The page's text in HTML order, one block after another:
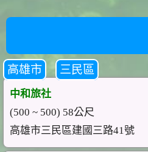
高雄市 三民區
中和旅社
(500 ~ 500) 58公尺
高雄市三民區建國三路41號